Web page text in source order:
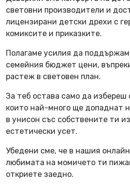
световни производители и
лицензирани детски дрехи с
комиксите и приказките.
Полагаме усилия да
семейния бюджет цени,
растеж в световен план.
За теб остава само да избереш
които най-много ще допаднат
в унисон със собствените ти
естетически усет.
Убедени сме, че в нашия
любимата на момичето ти
откриете заедно.